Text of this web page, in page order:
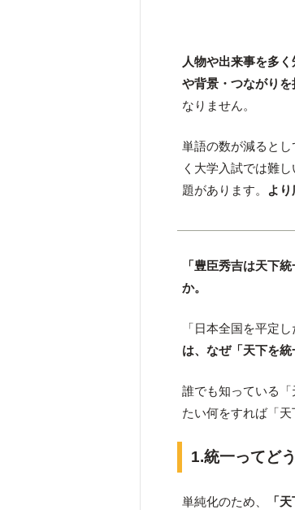
人物や出来事を多く
や背景・つながり
なりません。
単語の数が減ると
く大学入試では難
題があります。
よ
「豊臣秀吉は天下
か。
「日本全国を平定
は、なぜ「天下を統
誰でも知っている
たい何をすれば「
1.統一ってど
単純化のため、 「